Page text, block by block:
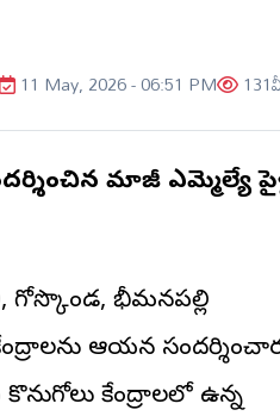
11 May, 2026 - 06:51 PM 131
మాజీ ఎమ్మెల్యే
గోస్కొండ, భీమనపల్లి
ఆయన
కేంద్రాలలో ఉన్న